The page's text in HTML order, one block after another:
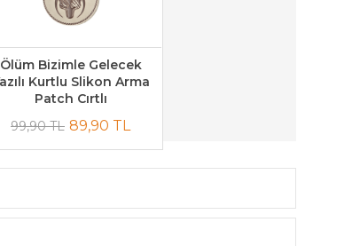
Ölüm Bizimle Gelecek
Kurtlu Slikon Arma
Patch Cırtlı
99,90 TL 89,90 TL